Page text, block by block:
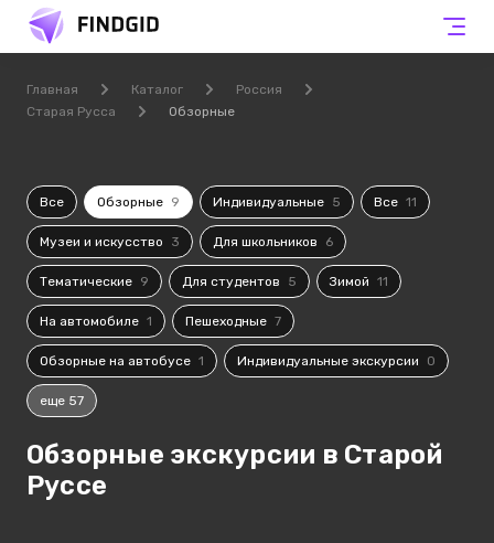
Главная Каталог
Россия
Старая Русса
Обзорные
Все Обзорные 9 Индивидуальные 5 Все 11
Музеи и искусство 3 Для школьников 6
Тематические 9 Для студентов 5 Зимой 11
На автомобиле 1 Пешеходные 7
Обзорные на автобусе 1 Индивидуальные экскурсии 0
еще 57
Обзорные экскурсии в Старой
Руссе